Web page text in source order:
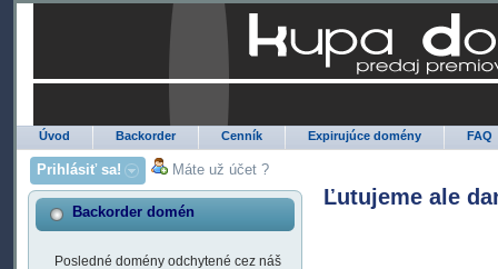
Úvod Backorder Cenník Expirujúce domény FAQ
Prihlásiť sa! Máte už účet ?
Backorder domén
Posledné domény odchytené cez náš
Ľutujeme ale